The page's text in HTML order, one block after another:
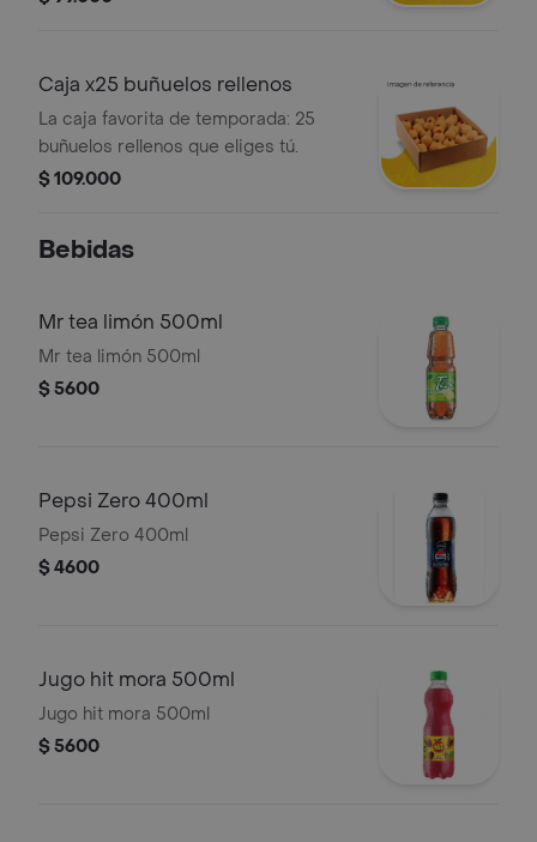
Caja x25 buñuelos rellenos
La caja favorita de temporada: 25
buñuelos rellenos que eliges tú.
$ 109.000
Bebidas
Mr tea limón 500ml
Mr tea limón 500ml
$ 5600
Pepsi Zero 400ml
Pepsi Zero 400ml
$ 4600
Jugo hit mora 500ml
Jugo hit mora 500ml
$ 5600